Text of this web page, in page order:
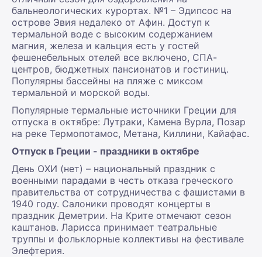
бальнеологических курортах. №1 – Эдипсос на
острове Эвия недалеко от Афин. Доступ к
термальной воде с высоким содержанием
магния, железа и кальция есть у гостей
фешенебельных отелей все включено, СПА-
центров, бюджетных пансионатов и гостиниц.
Популярны бассейны на пляже с миксом
термальной и морской воды.
Популярные термальные источники Греции для
отпуска в октябре: Лутраки, Камена Вурла, Позар
на реке Термопотамос, Метана, Киллини, Кайафас.
Отпуск в Греции - праздники в октябре
День ОХИ (нет) – национальный праздник с
военными парадами в честь отказа греческого
правительства от сотрудничества с фашистами в
1940 году. Салоники проводят концерты в
праздник Деметрии. На Крите отмечают сезон
каштанов. Ларисса принимает театральные
труппы и фольклорные коллективы на фестивале
Элефтерия.